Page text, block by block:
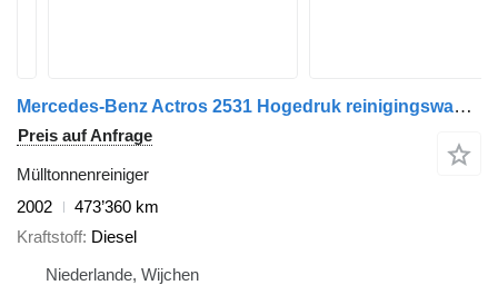
Mercedes-Benz Actros 2531 Hogedruk reinigingswagen
Preis auf Anfrage
Mülltonnenreiniger
2002
473’360 km
Kraftstoff Diesel
Niederlande, Wijchen